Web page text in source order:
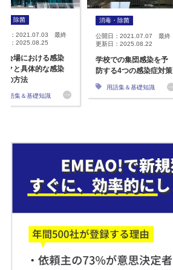
毒・除菌
日：2021.07.03 最終
日：2025.08.25
会場における感染
クと具体的な感染
の方法
用語集＆基礎知識
消毒・除菌
公開日：2021.07.07 最終
更新日：2025.08.22
学校での集団感染を予
防する4つの感染症対策
用語集＆基礎知識